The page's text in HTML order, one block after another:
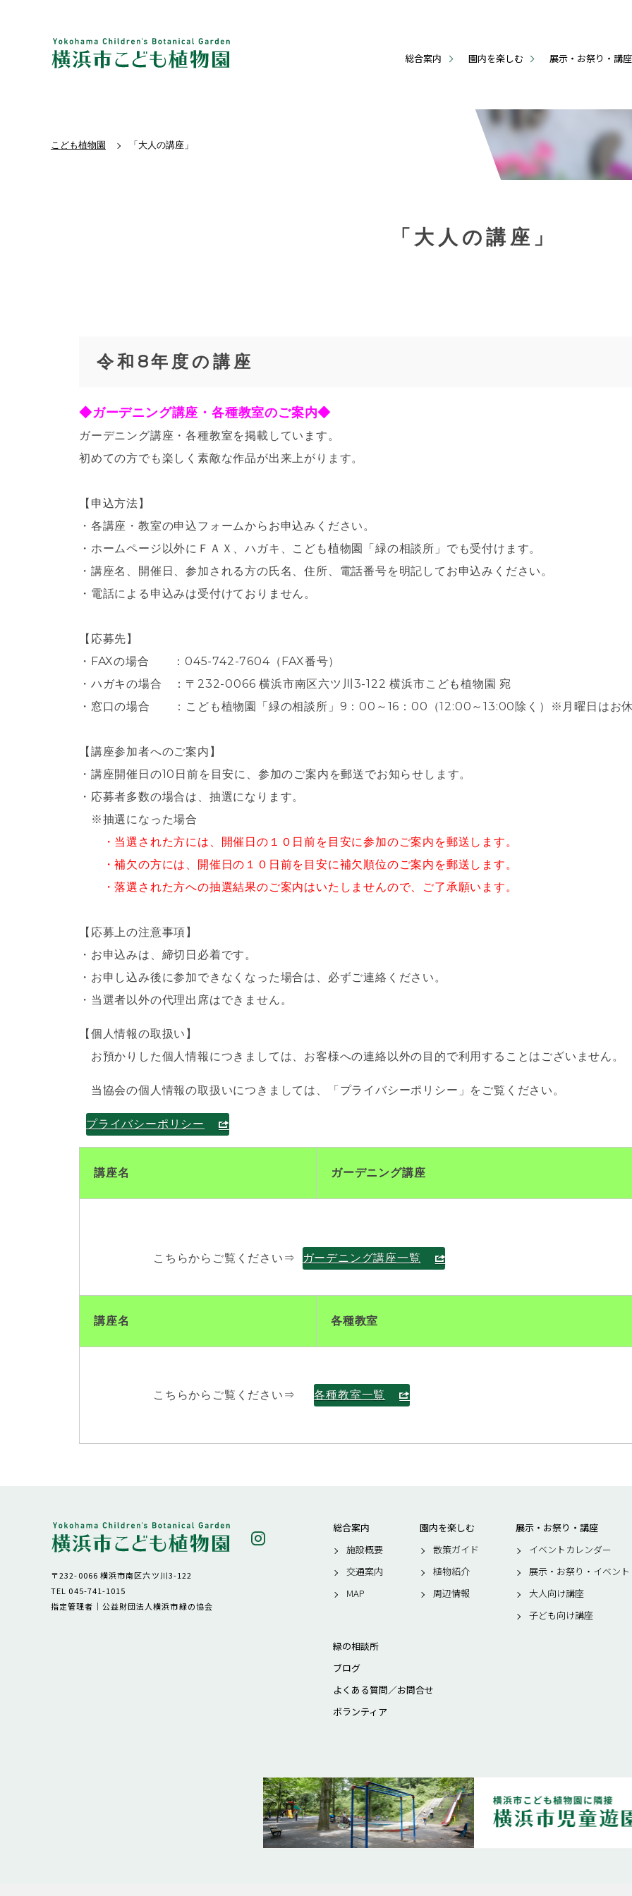
総合案内 園内を楽しむ 展示・お祭り・講座
こども植物園 「大人の講座」
「大人の講座」
令和8年度の講座
◆ガーデニング講座・各種教室のご案内◆
ガーデニング講座・各種教室を掲載しています。
初めての方でも楽しく素敵な作品が出来上がります。
【申込方法】
・各講座・教室の申込フォームからお申込みください。
・ホームページ以外にＦＡＸ、ハガキ、こども植物園「緑の相談所」でも受付けます。
・講座名、開催日、参加される方の氏名、住所、電話番号を明記してお申込みください。
・電話による申込みは受付けておりません。
【応募先】
・FAXの場合 ：045-742-7604（FAX番号）
・ハガキの場合 ： 〒232-0066 横浜市南区六ツ川3-122 横浜市こども植物園 宛
・窓口の場合 ： こども植物園「緑の相談所」9：00～16：00（12:00～13:00除く）※月曜日はお
【講座参加者へのご案内】
・ 講座開催日の10日前を目安に、参加のご案内を郵送でお知らせします。
・応募者多数の場合は、抽選になります。
※抽選になった場合
・当選された方には、開催日の１０日前を目安に参加のご案内を郵送します。
・補欠の方には、開催日の１０日前を目安に補欠順位のご案内を郵送します。
・落選された方への抽選結果のご案内はいたしませんので、ご了承願います。
【応募上の注意事項】
・お申込みは、締切日必着です。
・ お申し込み後に参加できなくなった場合は、必ずご連絡ください。
・当選者以外の代理出席はできません。
【個人情報の取扱い】
お預かりした個人情報につきましては、お客様への連絡以外の目的で利用することはございません。
当協会の個人情報の取扱いにつきましては、「プライバシーポリシー」をご覧ください。
プライバシーポリシー
講座名 ガーデニング講座
こちらからご覧ください⇒ ガーデニング講座一覧
講座名 各種教室
こちらからご覧ください⇒ 各種教室一覧
〒232-0066 横浜市南区六ツ川3-122
TEL 045-741-1015
指定管理者｜公益財団法人横浜市緑の協会
総合案内
施設概要
交通案内
MAP
園内を楽しむ
散策ガイド
植物紹介
周辺情報
展示・お祭り・講座
イベントカレンダー
展示・お祭り・イベント
大人向け講座
子ども向け講座
緑の相談所
ブログ
よくある質問／お問合せ
ボランティア